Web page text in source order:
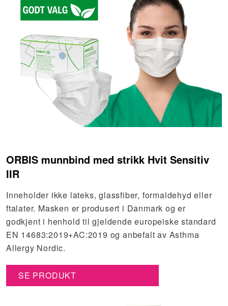
ORBIS munnbind med strikk Hvit Sensitiv
IIR
Inneholder ikke lateks, glassfiber, formaldehyd eller
ftalater. Masken er produsert i Danmark og er
godkjent i henhold til gjeldende europeiske standard
EN 14683:2019+AC:2019 og anbefalt av Asthma
Allergy Nordic.
SE PRODUKT